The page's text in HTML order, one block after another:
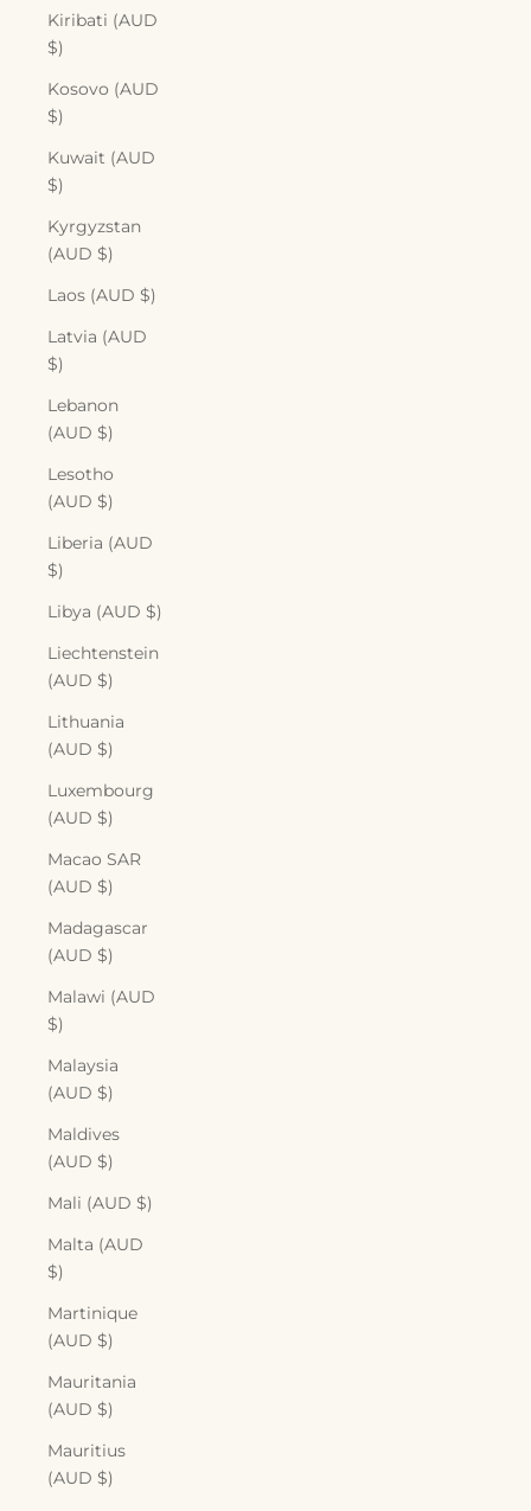
Kiribati (AUD
$)
Kosovo (AUD
$)
Kuwait (AUD
$)
Kyrgyzstan
(AUD $)
Laos (AUD $)
Latvia (AUD
$)
Lebanon
(AUD $)
Lesotho
(AUD $)
Liberia (AUD
$)
Libya (AUD $)
Liechtenstein
(AUD $)
Lithuania
(AUD $)
Luxembourg
(AUD $)
Macao SAR
(AUD $)
Madagascar
(AUD $)
Malawi (AUD
$)
Malaysia
(AUD $)
Maldives
(AUD $)
Mali (AUD $)
Malta (AUD
$)
Martinique
(AUD $)
Mauritania
(AUD $)
Mauritius
(AUD $)